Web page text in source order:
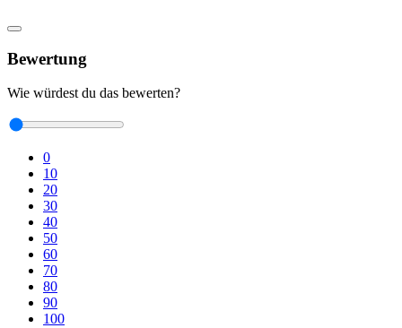
Bewertung
Wie würdest du das bewerten?
0
10
20
30
40
50
60
70
80
90
100